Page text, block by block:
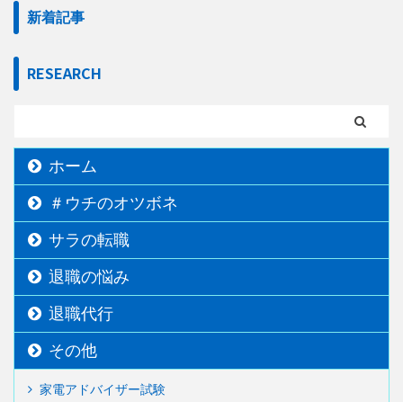
新着記事
RESEARCH
ホーム
＃ウチのオツボネ
サラの転職
退職の悩み
退職代行
その他
家電アドバイザー試験